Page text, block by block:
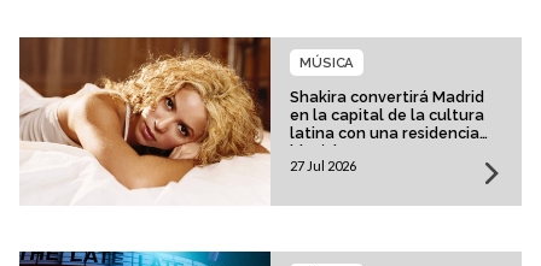
Shakira convertirá Madrid
en la capital de la cultura
latina con una residencia
histórica
MÚSICA
27 Jul 2026